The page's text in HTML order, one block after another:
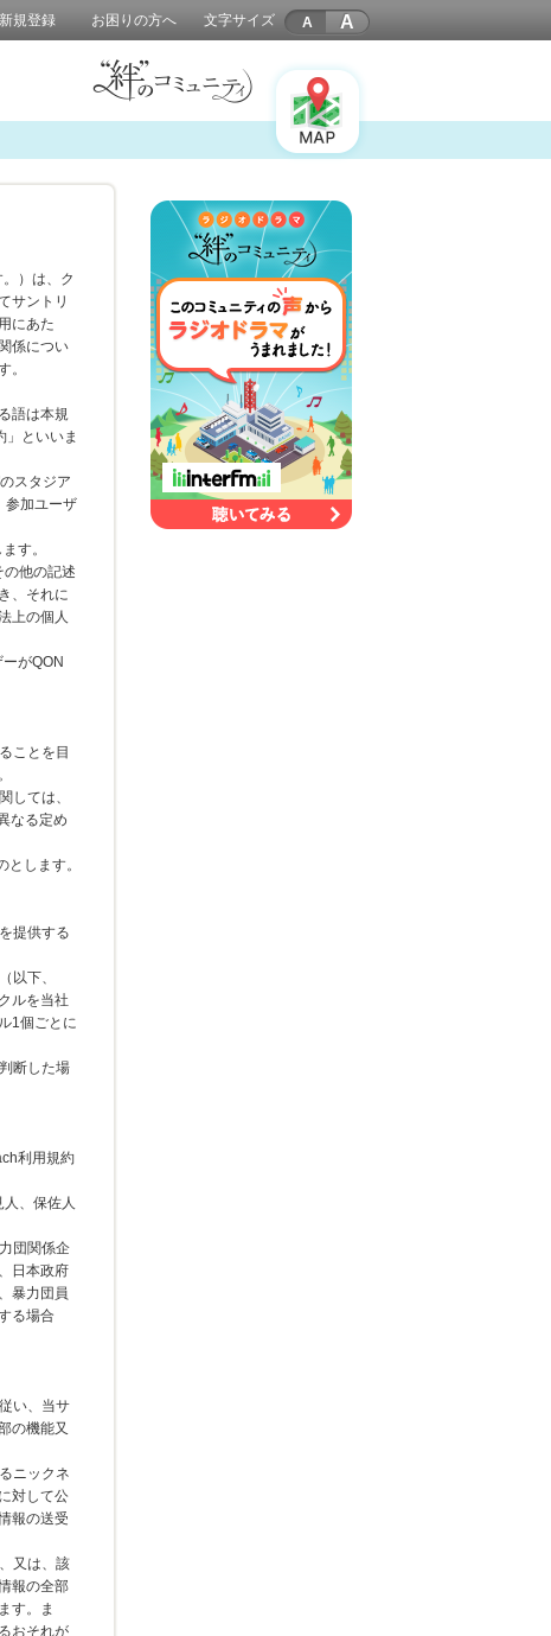
新規登録 お困りの方へ 文字サイズ A
）は、ク
サントリ
にあた
係につい
。
語は本規
」といいま
スタジア
参加ユーザ
す。
他の記述
、それに
上の個人
がQON
ことを目
しては、
なる定め
します。
提供する
以下、
ルを当社
1個ごとに
断した場
利用規約
、保佐人
団関係企
日本政府
暴力団員
る場合
い、当サ
の機能又
ニックネ
対して公
報の送受
又は、該
報の全部
す。ま
おそれが